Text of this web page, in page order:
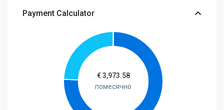
Payment Calculator
€3,973.58
помесячно